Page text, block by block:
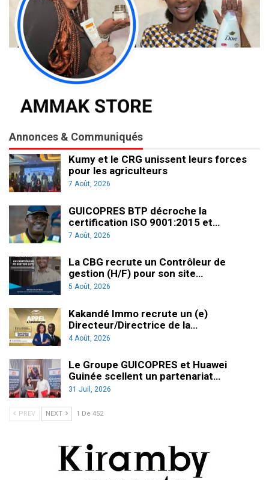
Annonces & Communiqués
Kumy et le CRG unissent leurs forces
pour les agriculteurs
7 Août, 2026
GUICOPRES BTP décroche la
certification ISO 9001:2015 et…
7 Août, 2026
La CBG recrute un Contrôleur de
gestion (H/F) pour son site…
5 Août, 2026
Kakandé Immo recrute un (e)
Directeur/Directrice de la…
4 Août, 2026
Le Groupe GUICOPRES et Huawei
Guinée scellent un partenariat…
31 Juil, 2026
PREV NEXT 1 De 452